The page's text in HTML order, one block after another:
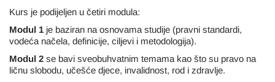
Kurs je podijeljen u četiri modula:
Modul 1 je baziran na osnovama studije (pravni standardi,
vodeća načela, definicije, ciljevi i metodologija).
Modul 2 se bavi sveobuhvatnim temama kao što su pravo na
ličnu slobodu, učešće djece, invalidnost, rod i zdravlje.